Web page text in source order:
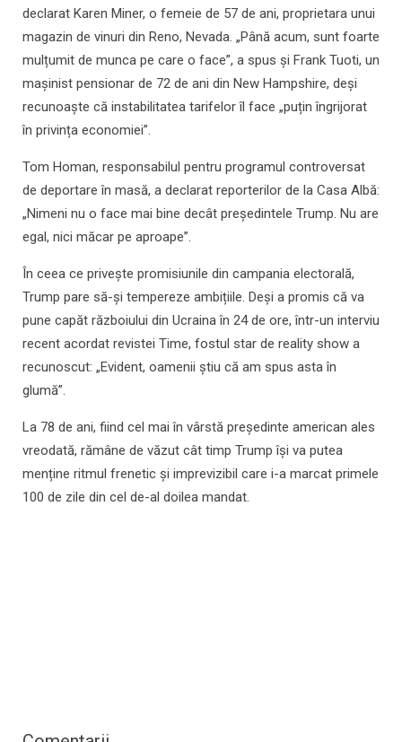
declarat Karen Miner, o femeie de 57 de ani, proprietara unui
magazin de vinuri din Reno, Nevada. „Până acum, sunt foarte
mulțumit de munca pe care o face”, a spus și Frank Tuoti, un
mașinist pensionar de 72 de ani din New Hampshire, deși
recunoaște că instabilitatea tarifelor îl face „puțin îngrijorat
în privința economiei”.
Tom Homan, responsabilul pentru programul controversat
de deportare în masă, a declarat reporterilor de la Casa Albă:
„Nimeni nu o face mai bine decât președintele Trump. Nu are
egal, nici măcar pe aproape”.
În ceea ce privește promisiunile din campania electorală,
Trump pare să-și tempereze ambițiile. Deși a promis că va
pune capăt războiului din Ucraina în 24 de ore, într-un interviu
recent acordat revistei Time, fostul star de reality show a
recunoscut: „Evident, oamenii știu că am spus asta în
glumă”.
La 78 de ani, fiind cel mai în vârstă președinte american ales
vreodată, rămâne de văzut cât timp Trump își va putea
menține ritmul frenetic și imprevizibil care i-a marcat primele
100 de zile din cel de-al doilea mandat.